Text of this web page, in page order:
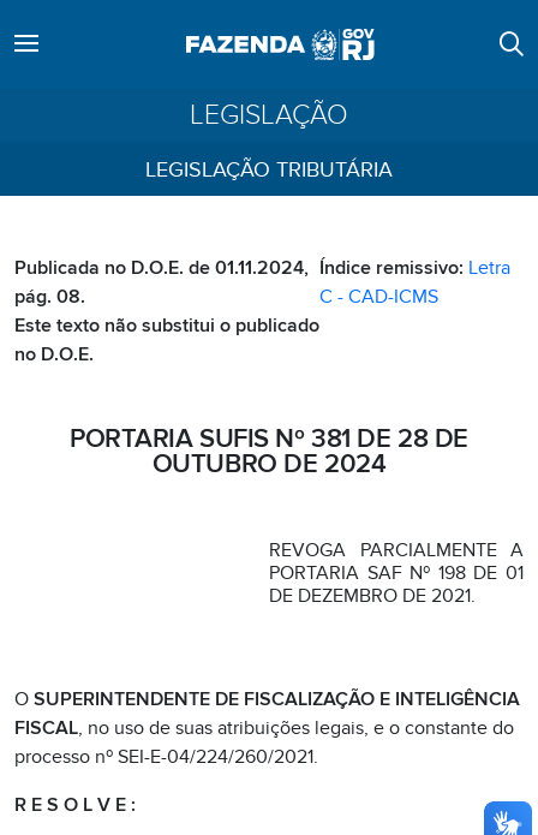
LEGISLAÇÃO
LEGISLAÇÃO TRIBUTÁRIA
Publicada no D.O.E. de 01.11.2024,
pág. 08.
Este texto não substitui o publicado
no D.O.E.
Índice remissivo: Letra
C - CAD-ICMS
PORTARIA SUFIS Nº 381 DE 28 DE
OUTUBRO DE 2024
REVOGA PARCIALMENTE A
PORTARIA SAF Nº 198 DE 01
DE DEZEMBRO DE 2021.
O SUPERINTENDENTE DE FISCALIZAÇÃO E INTELIGÊNCIA
FISCAL, no uso de suas atribuições legais, e o constante do
processo nº SEI-E-04/224/260/2021.
R E S O L V E :